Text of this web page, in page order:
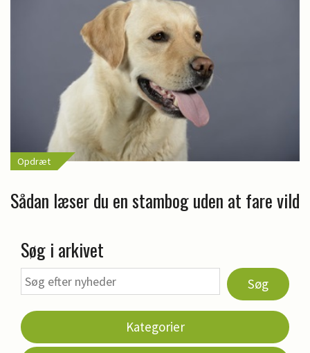
Opdræt
Sådan læser du en stambog uden at fare vild
Søg i arkivet
Søg
Kategorier